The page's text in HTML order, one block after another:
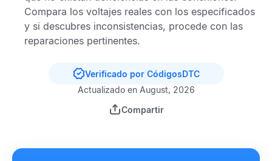
Compara los voltajes reales con los especificados
y si descubres inconsistencias, procede con las
reparaciones pertinentes.
Verificado por CódigosDTC
Actualizado en August, 2026
Compartir